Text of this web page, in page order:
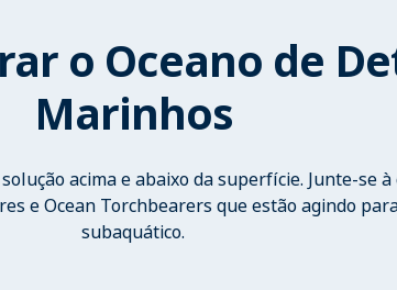
o Oceano de
Marinhos
acima e abaixo da superfície. Junte-se
e Ocean Torchbearers que estão agindo
subaquático.